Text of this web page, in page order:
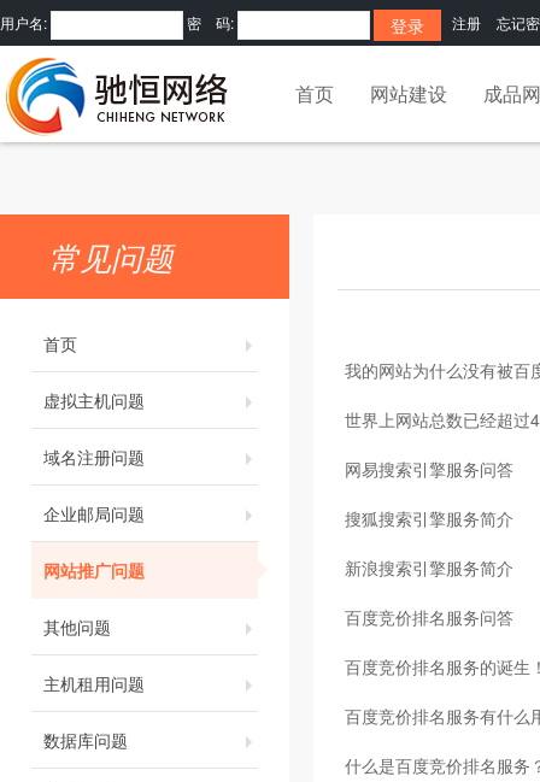
用户名: 密 码: 注册 忘记
首页 网站建设 成品
常见问题
首页
虚拟主机问题
域名注册问题
企业邮局问题
网站推广问题
其他问题
主机租用问题
数据库问题
我的网站为什么没有被百
世界上网站总数已经超过
网易搜索引擎服务问答
搜狐搜索引擎服务简介
新浪搜索引擎服务简介
百度竞价排名服务问答
百度竞价排名服务的诞生
百度竞价排名服务有什么
什么是百度竞价排名服务